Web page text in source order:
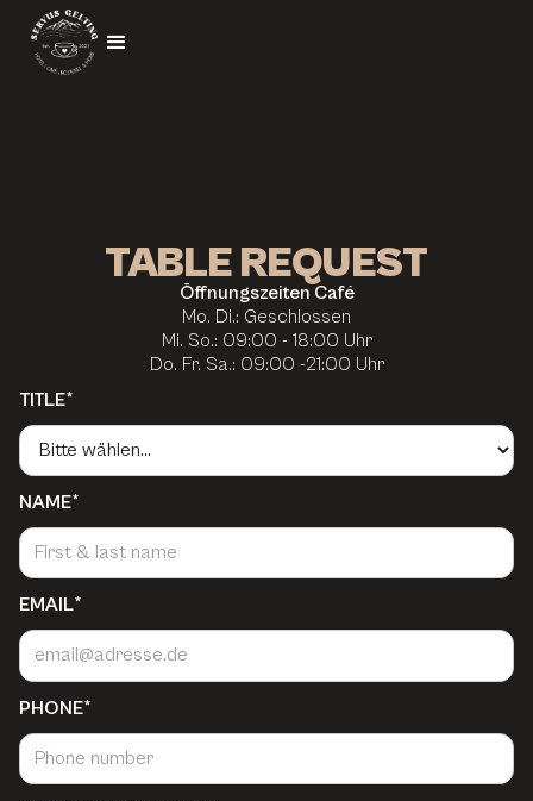
TABLE REQUEST
Öffnungszeiten Café
Mo. Di.: Geschlossen
Mi. So.: 09:00 - 18:00 Uhr
Do. Fr. Sa.: 09:00 -21:00 Uhr
TITLE*
NAME*
EMAIL*
PHONE*